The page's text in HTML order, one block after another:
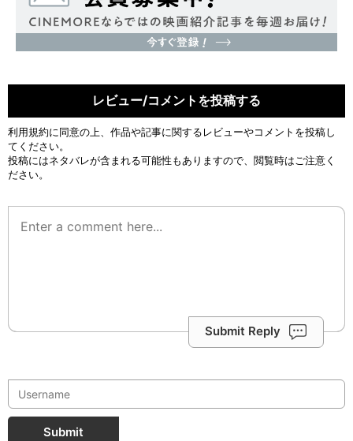
レビュー/コメントを投稿する
利用規約に同意の上、作品や記事に関するレビューやコメントを投稿し
てください。
投稿にはネタバレが含まれる可能性もありますので、閲覧時はご注意く
ださい。
Submit Reply
Submit